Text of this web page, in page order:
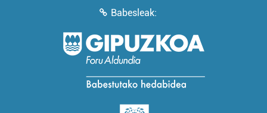
Babesleak: